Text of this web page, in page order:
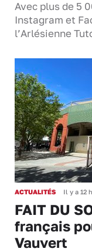
Avec plus de 5
Instagram et
l’Arlésienne
ACTUALITÉS Il y a 12 h
FAIT DU
français
Vauvert